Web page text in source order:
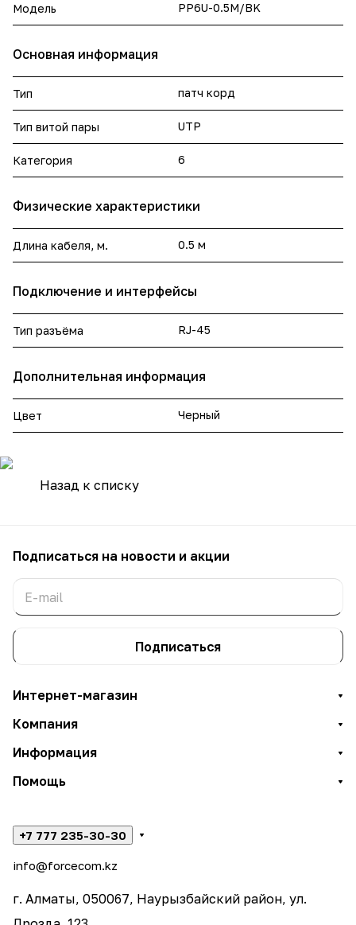
Модель PP6U-0.5M/BK
Основная информация
Тип патч корд
Тип витой пары UTP
Категория 6
Физические характеристики
Длина кабеля, м. 0.5 м
Подключение и интерфейсы
Тип разъёма RJ-45
Дополнительная информация
Цвет Черный
Назад к списку
Подписаться на новости и акции
Подписаться
Интернет-магазин
Компания
Информация
Помощь
+7 777 235-30-30
info@forcecom.kz
г. Алматы, 050067, Наурызбайский район, ул.